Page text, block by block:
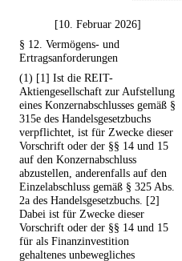
[10. Februar 2026]
§ 12. Vermögens- und
Ertragsanforderungen
(1) [1] Ist die REIT-
Aktiengesellschaft zur Aufstellung
eines Konzernabschlusses gemäß §
315e des Handelsgesetzbuchs
verpflichtet, ist für Zwecke dieser
Vorschrift oder der §§ 14 und 15
auf den Konzernabschluss
abzustellen, anderenfalls auf den
Einzelabschluss gemäß § 325 Abs.
2a des Handelsgesetzbuchs. [2]
Dabei ist für Zwecke dieser
Vorschrift oder der §§ 14 und 15
für als Finanzinvestition
gehaltenes unbewegliches